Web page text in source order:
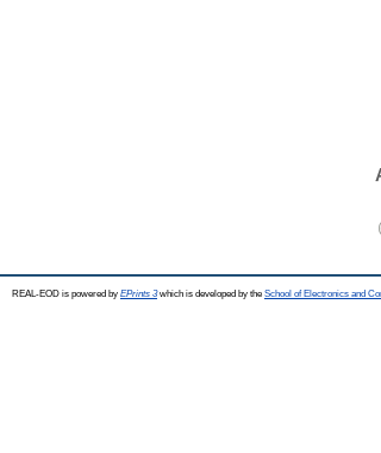
REAL-EOD is powered by EPrints 3which is developed by the School of Electronics and